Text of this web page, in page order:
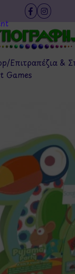
/Επιτραπέζια &
Games